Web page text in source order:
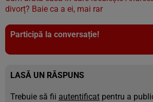
divorț? Baie ca a ei, mai rar
Participă la conversație!
LASĂ UN RĂSPUNS
Trebuie să fii autentificat pentru a